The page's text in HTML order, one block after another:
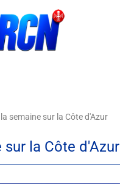
semaine sur la Côte d'Azur
la Côte d'Azur